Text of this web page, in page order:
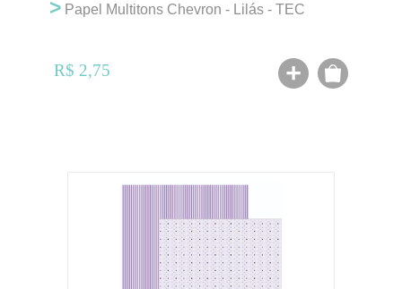
> Papel Multitons Chevron - Lilás - TEC
R$ 2,75